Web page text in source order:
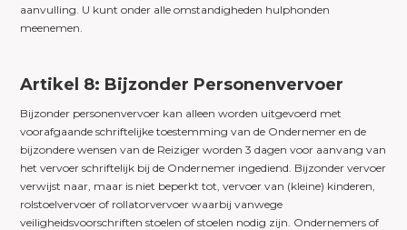
aanvulling. U kunt onder alle omstandigheden hulphonden
meenemen.
Artikel 8: Bijzonder Personenvervoer
Bijzonder personenvervoer kan alleen worden uitgevoerd met
voorafgaande schriftelijke toestemming van de Ondernemer en de
bijzondere wensen van de Reiziger worden 3 dagen voor aanvang van
het vervoer schriftelijk bij de Ondernemer ingediend. Bijzonder vervoer
verwijst naar, maar is niet beperkt tot, vervoer van (kleine) kinderen,
rolstoelvervoer of rollatorvervoer waarbij vanwege
veiligheidsvoorschriften stoelen of stoelen nodig zijn. Ondernemers of